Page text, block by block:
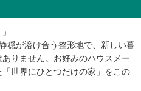
穏が溶け合う整形地で、新しい暮
りません。お好みのハウスメー
世界にひとつだけの家」をこの